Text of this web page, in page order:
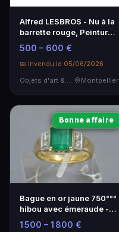
Alfred LESBROS - Nu à la
barrette rouge, Peinture
1873-1940
500 – 600 €
📅 Invendu le 05/06/2026
Montpellier
Bonne affaire
Bague en or jaune 750°°°
hibou avec émeraude -
Élégance intemporelle
1 500 – 1 800 €